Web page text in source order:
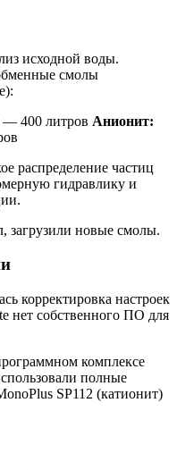
исходной воды.
смолы
— 400 литров Анионит:
распределение частиц
гидравлику и
загрузили новые смолы.
корректировка настроек
нет собственного ПО для
комплексе
полные
SP112 (катионит)